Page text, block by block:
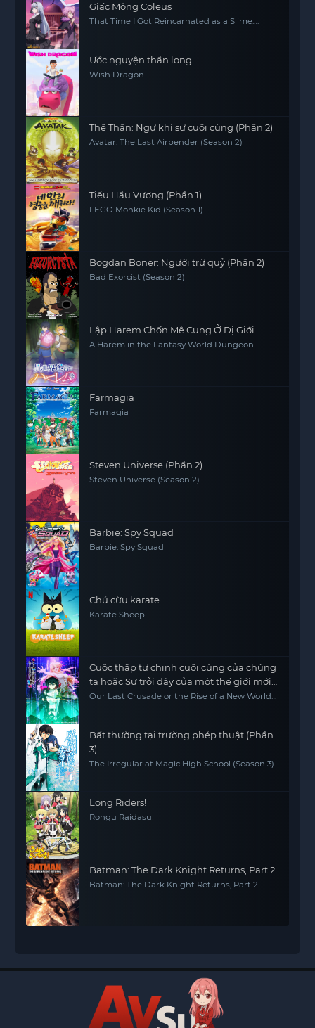
Giấc Mộng Coleus
That Time I Got Reincarnated as a Slime:
Ước nguyện thần long
Wish Dragon
Thế Thần: Ngự khí sư cuối cùng (Phần 2)
Avatar: The Last Airbender (Season 2)
Tiểu Hầu Vương (Phần 1)
LEGO Monkie Kid (Season 1)
Bogdan Boner: Người trừ quỷ (Phần 2)
Bad Exorcist (Season 2)
Lập Harem Chốn Mê Cung Ở Dị Giới
A Harem in the Fantasy World Dungeon
Farmagia
Farmagia
Steven Universe (Phần 2)
Steven Universe (Season 2)
Barbie: Spy Squad
Barbie: Spy Squad
Chú cừu karate
Karate Sheep
Cuộc thập tự chinh cuối cùng của chúng
ta hoặc Sự trỗi dậy của một thế giới mới
Phần 2
Our Last Crusade or the Rise of a New World
Bất thường tại trường phép thuật (Phần
3)
The Irregular at Magic High School (Season 3)
Long Riders!
Rongu Raidasu!
Batman: The Dark Knight Returns, Part 2
Batman: The Dark Knight Returns, Part 2